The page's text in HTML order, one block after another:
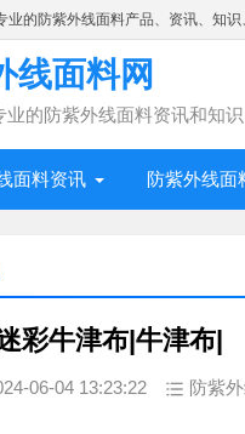
业的防紫外线面料产品、资讯、知
线面料网
业的防紫外线面料资讯和知识
面料资讯 防紫外线面
彩牛津布|牛津布|
06-04 13:23:22 防紫